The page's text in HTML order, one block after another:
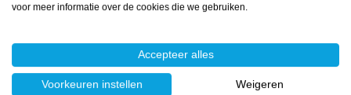
voor meer informatie over de cookies die we gebruiken.
Accepteer alles
Voorkeuren instellen Weigeren